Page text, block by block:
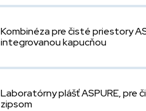
Kombinéza pre čisté priestory
integrovanou kapucňou
Laboratórny plášť ASPURE, pre
zipsom